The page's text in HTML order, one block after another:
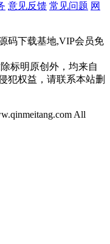
意见反馈 常见问题 网
码下载基地,VIP会员免
标明原创外，均来自
犯权益，请联系本站删
All